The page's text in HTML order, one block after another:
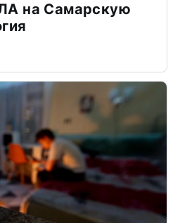
на Самарскую